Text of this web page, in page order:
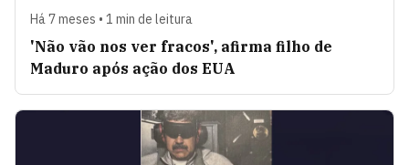
Há 7 meses • 1 min de leitura
'Não vão nos ver fracos', afirma filho de
Maduro após ação dos EUA